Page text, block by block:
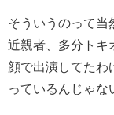
そういうのって当
近親者、多分トキ
顔で出演してたわ
っているんじゃな